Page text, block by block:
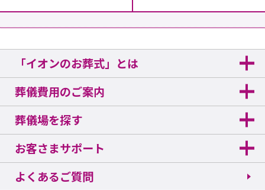
「イオンのお葬式」とは
葬儀費用のご案内
葬儀場を探す
お客さまサポート
よくあるご質問